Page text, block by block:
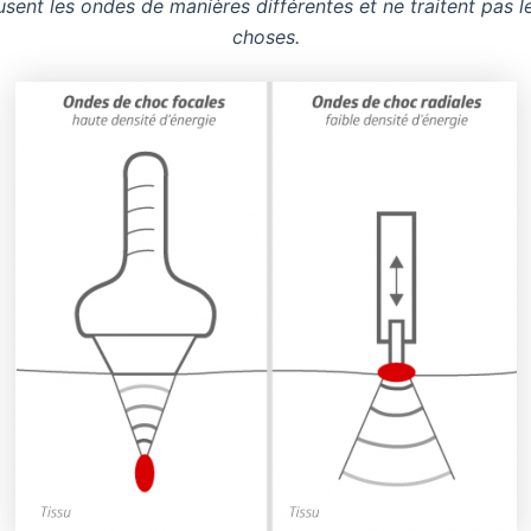
les ondes de manières différentes et ne traitent pas
choses.